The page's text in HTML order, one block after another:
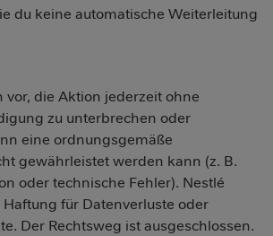
du keine automatische Weiterleitung
vor, die Aktion jederzeit ohne
zu unterbrechen oder
eine ordnungsgemäße
gewährleistet werden kann (z. B.
oder technische Fehler). Nestlé
für Datenverluste oder
Der Rechtsweg ist ausgeschlossen.